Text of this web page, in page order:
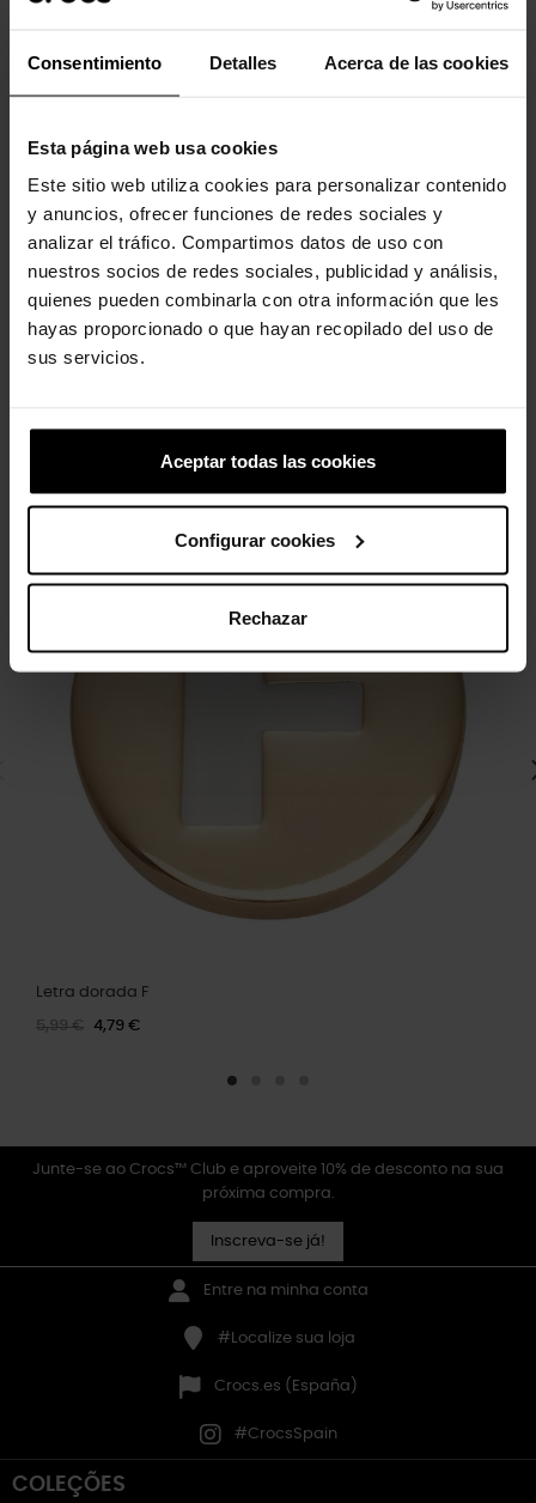
Consentimiento Detalles Acerca de las cookies
Esta página web usa cookies
Este sitio web utiliza cookies para personalizar contenido
y anuncios, ofrecer funciones de redes sociales y
analizar el tráfico. Compartimos datos de uso con
nuestros socios de redes sociales, publicidad y análisis,
quienes pueden combinarla con otra información que les
hayas proporcionado o que hayan recopilado del uso de
sus servicios.
Aceptar todas las cookies
Configurar cookies
Rechazar
4,99 € 3,99 €
Fatia de pizza
4,99 € 3,99 €
categoria:
Letra dorada F
5,99 € 4,79 €
Junte-se ao Crocs™ Club e aproveite 10% de desconto na sua
próxima compra.
Inscreva-se já!
Entre na minha conta
#Localize sua loja
Crocs.es (España)
#CrocsSpain
COLEÇÕES